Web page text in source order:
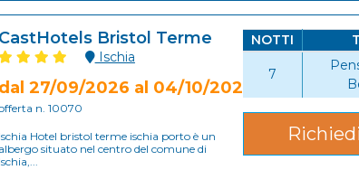
CastHotels Bristol Terme
Ischia
dal 27/09/2026 al 04/10/2026
n. 10070
Ischia Hotel bristol terme ischia porto è un
albergo situato nel centro del comune di
Ischia,...
NOTTI
7